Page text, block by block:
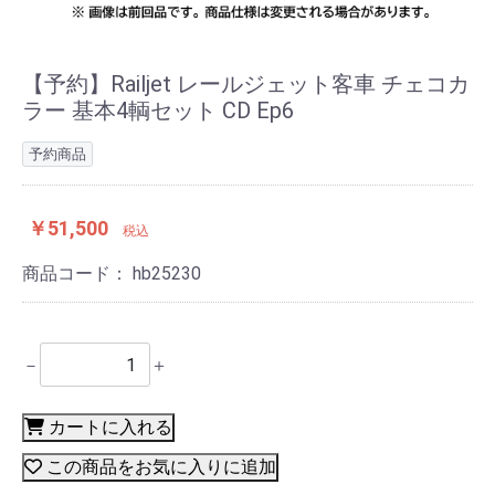
【予約】Railjet レールジェット客車 チェコカ
ラー 基本4輌セット CD Ep6
予約商品
￥51,500 税込
商品コード： hb25230
－ ＋
カートに入れる
この商品をお気に入りに追加